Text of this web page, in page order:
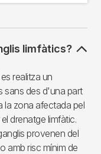
limfàtics?
realitza un
sans des d'una part
la zona afectada pel
drenatge limfàtic.
provenen del
amb risc mínim de